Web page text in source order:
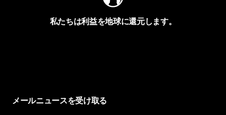
私たちは利益を地球に還元します。
メールニュースを受け取る